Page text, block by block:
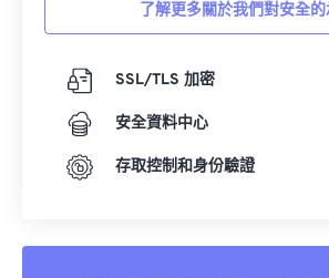
了解更多關於我們對安全
SSL/TLS 加密
安全資料中心
存取控制和身份驗證